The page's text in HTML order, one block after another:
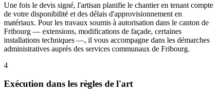
Une fois le devis signé, l'artisan planifie le chantier en tenant compte
de votre disponibilité et des délais d'approvisionnement en
matériaux. Pour les travaux soumis à autorisation dans le canton de
Fribourg — extensions, modifications de façade, certaines
installations techniques —, il vous accompagne dans les démarches
administratives auprès des services communaux de Fribourg.
4
Exécution dans les règles de l'art